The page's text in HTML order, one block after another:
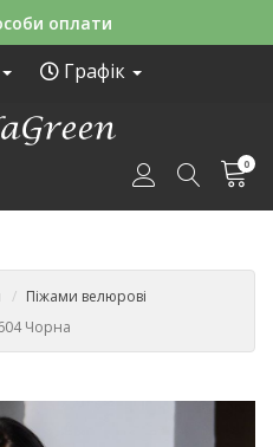
оплати
Графік
0
Піжами велюрові
Чорна